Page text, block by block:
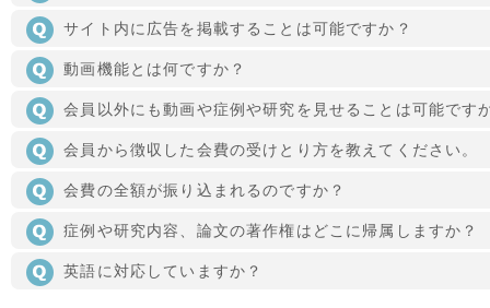
サイト内に広告を掲載することは可能ですか？
動画機能とは何ですか？
会員以外にも動画や症例や研究を見せることは可能です
会員から徴収した会費の受けとり方を教えてください。
会費の全額が振り込まれるのですか？
症例や研究内容、論文の著作権はどこに帰属しますか？
英語に対応していますか？